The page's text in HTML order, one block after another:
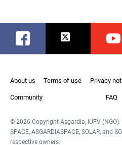
Facebook Twitter
About us Terms of use Privacy
Community FAQ
© 2026 Copyright Asgardia, IUFV (NGO).
SPACE, ASGARDIASPACE, SOLAR, and
respective owners.